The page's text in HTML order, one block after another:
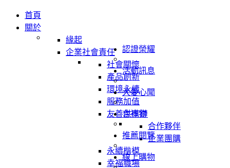
首頁
關於
緣起
企業社會責任
社會關懷
產品創新
環境永續
服務加值
友善供應鏈
合作夥伴
企業團購
永續楷模
幸福職場
認證榮耀
活動訊息
大愛心聞
吉祥物
推薦閱覽
線上購物